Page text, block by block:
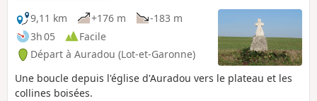
9,11 km
+176 m
-183 m
3h 05
Facile
Départ à Auradou (Lot-et-Garonne)
Une boucle depuis l'église d'Auradou vers le plateau et les
collines boisées.